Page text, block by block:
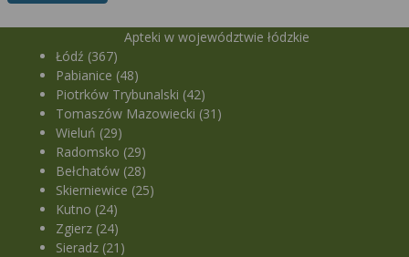
Apteki w województwie łódzkie
Łódź (367)
Pabianice (48)
Piotrków Trybunalski (42)
Tomaszów Mazowiecki (31)
Wieluń (29)
Radomsko (29)
Bełchatów (28)
Skierniewice (25)
Kutno (24)
Zgierz (24)
Sieradz (21)